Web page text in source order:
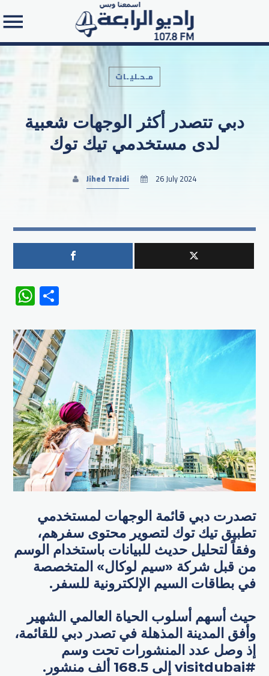
Search in the website:
مـحـليـات
دبي تتصدر أكثر الوجهات شعبية
لدى مستخدمي تيك توك
Jihed Traidi 26 July 2024
WhatsApp
تصدرت دبي قائمة الوجهات لمستخدمي
تطبيق تيك توك لتصوير محتوى سفرهم،
وفقاً لتحليل حديث للبيانات باستخدام الوسم
من قبل شركة «سيم لوكال» المتخصصة
في بطاقات السيم الإلكترونية للسفر.
حيث أسهم أسلوب الحياة العالمي الشهير
وأفق المدينة المذهلة في تصدر دبي للقائمة،
إذ وصل عدد المنشورات تحت وسم
#visitdubai إلى 168.5 ألف منشور.